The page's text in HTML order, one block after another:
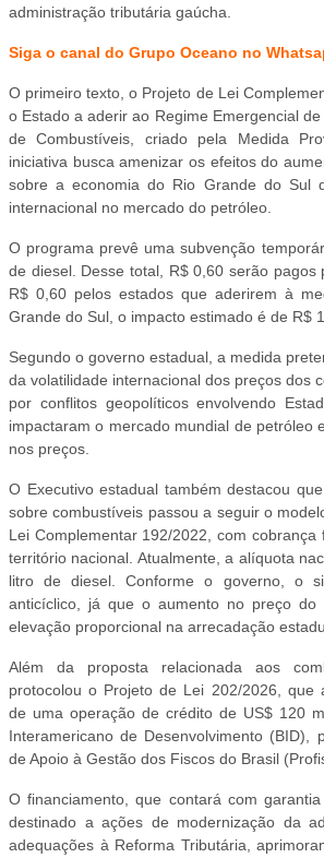
administração tributária gaúcha.
Siga o canal do Grupo Oceano no
O primeiro texto, o Projeto de Lei
o Estado a aderir ao Regime Emergencial
de Combustíveis, criado pela Medida
iniciativa busca amenizar os efeitos do
sobre a economia do Rio Grande do Sul
internacional no mercado do petróleo.
O programa prevê uma subvenção
de diesel. Desse total, R$ 0,60 serão pagos
R$ 0,60 pelos estados que aderirem à
Grande do Sul, o impacto estimado é de R$
Segundo o governo estadual, a medida
da volatilidade internacional dos preços dos
por conflitos geopolíticos envolvendo
impactaram o mercado mundial de petróleo
nos preços.
O Executivo estadual também destacou
sobre combustíveis passou a seguir o
Lei Complementar 192/2022, com
território nacional. Atualmente, a alíquota
litro de diesel. Conforme o governo, o
anticíclico, já que o aumento no preço do
elevação proporcional na arrecadação
Além da proposta relacionada aos
protocolou o Projeto de Lei 202/2026, que
de uma operação de crédito de US$ 120
Interamericano de Desenvolvimento (BID),
de Apoio à Gestão dos Fiscos do Brasil
O financiamento, que contará com
destinado a ações de modernização da
adequações à Reforma Tributária,